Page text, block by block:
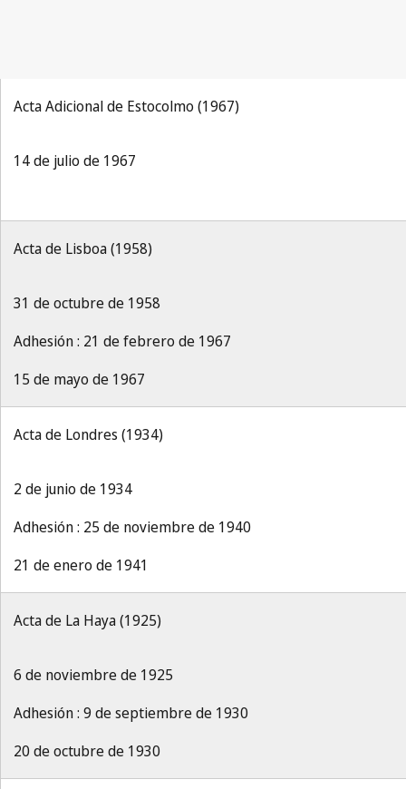
Acta Adicional de Estocolmo (1967)
14 de julio de 1967
Acta de Lisboa (1958)
31 de octubre de 1958
Adhesión : 21 de febrero de 1967
15 de mayo de 1967
Acta de Londres (1934)
2 de junio de 1934
Adhesión : 25 de noviembre de 1940
21 de enero de 1941
Acta de La Haya (1925)
6 de noviembre de 1925
Adhesión : 9 de septiembre de 1930
20 de octubre de 1930